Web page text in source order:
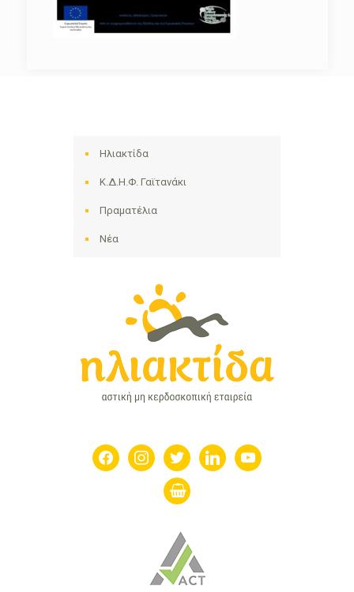
Ηλιακτίδα
Κ.Δ.Η.Φ. Γαϊτανάκι
Πραματέλια
Νέα
facebookinstagramtwitter linkedin youtube
shopping-
basket